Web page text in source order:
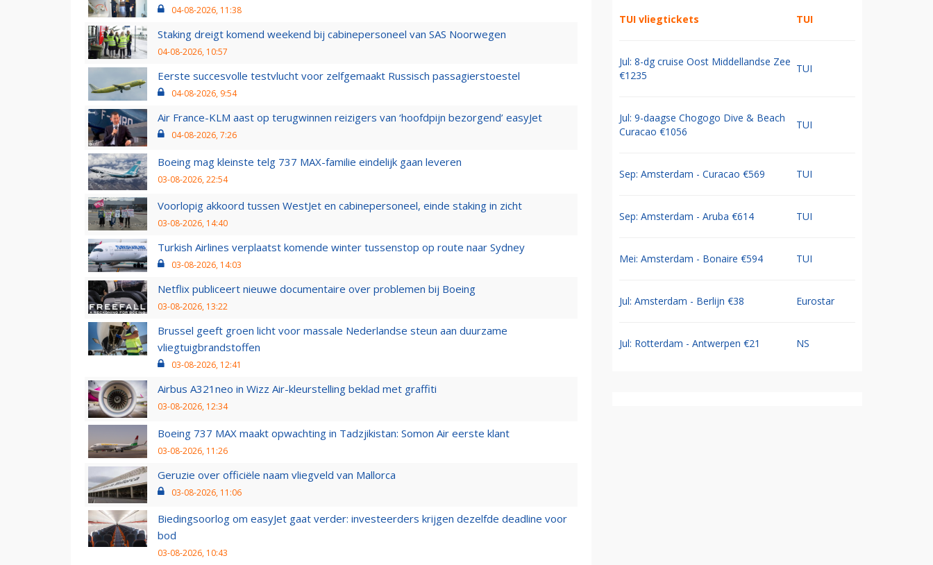
04-08-2026, 11:38
Staking dreigt komend weekend bij cabinepersoneel van SAS Noorwegen
04-08-2026, 10:57
Eerste succesvolle testvlucht voor zelfgemaakt Russisch passagierstoestel
04-08-2026, 9:54
Air France-KLM aast op terugwinnen reizigers van ‘hoofdpijn bezorgend’ easyJet
04-08-2026, 7:26
Boeing mag kleinste telg 737 MAX-familie eindelijk gaan leveren
03-08-2026, 22:54
Voorlopig akkoord tussen WestJet en cabinepersoneel, einde staking in zicht
03-08-2026, 14:40
Turkish Airlines verplaatst komende winter tussenstop op route naar Sydney
03-08-2026, 14:03
Netflix publiceert nieuwe documentaire over problemen bij Boeing
03-08-2026, 13:22
Brussel geeft groen licht voor massale Nederlandse steun aan duurzame
vliegtuigbrandstoffen
03-08-2026, 12:41
Airbus A321neo in Wizz Air-kleurstelling beklad met graffiti
03-08-2026, 12:34
Boeing 737 MAX maakt opwachting in Tadzjikistan: Somon Air eerste klant
03-08-2026, 11:26
Geruzie over officiële naam vliegveld van Mallorca
03-08-2026, 11:06
Biedingsoorlog om easyJet gaat verder: investeerders krijgen dezelfde deadline voor
bod
03-08-2026, 10:43
TUI vliegtickets TUI
Jul: 8-dg cruise Oost Middellandse Zee
€1235
TUI
Jul: 9-daagse Chogogo Dive & Beach
Curacao €1056
TUI
Sep: Amsterdam - Curacao €569 TUI
Sep: Amsterdam - Aruba €614 TUI
Mei: Amsterdam - Bonaire €594 TUI
Jul: Amsterdam - Berlijn €38 Eurostar
Jul: Rotterdam - Antwerpen €21 NS